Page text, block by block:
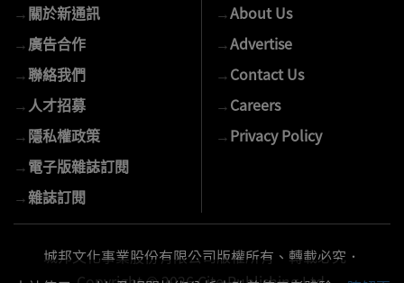
E-
mail
→關於新通訊
→廣告合作
→聯絡我們
→ 人才招募
→隱私權政策
→電子版雜誌訂閱
→雜誌訂閱
→About Us
→Advertise
→Contact Us
→Careers
→Privacy Policy
城邦文化事業股份有限公司版權所有、轉載必究．